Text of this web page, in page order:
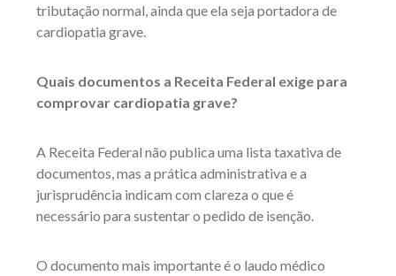
tributação normal, ainda que ela seja portadora de
cardiopatia grave.
Quais documentos a Receita Federal exige para
comprovar cardiopatia grave?
A Receita Federal não publica uma lista taxativa de
documentos, mas a prática administrativa e a
jurisprudência indicam com clareza o que é
necessário para sustentar o pedido de isenção.
O documento mais importante é o laudo médico